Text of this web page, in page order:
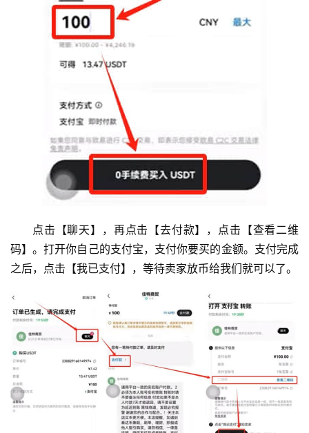
点击【聊天】，再点击【去付款】，点击【查看二维
码】。打开你自己的支付宝，支付你要买的金额。支付完成
之后，点击【我已支付】，等待卖家放币给我们就可以了。